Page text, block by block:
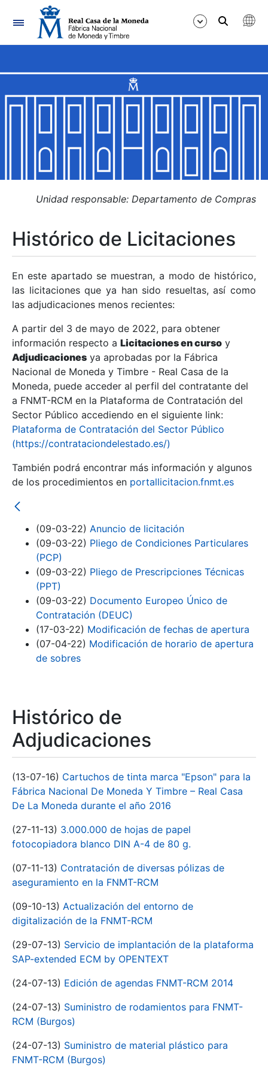
Navegación
Mostrar/Ocultar
Mostrar/Ocultar
Mostrar/Ocultar
Mostrar/Ocultar
Mostrar/Ocultar
Mostrar/Ocultar
Unidad responsable: Departamento de Compras
Histórico de Licitaciones
En este apartado se muestran, a modo de histórico,
las licitaciones que ya han sido resueltas, así como
las adjudicaciones menos recientes:
A partir del 3 de mayo de 2022, para obtener
información respecto a Licitaciones en curso y
Adjudicaciones ya aprobadas por la Fábrica
Nacional de Moneda y Timbre - Real Casa de la
Moneda, puede acceder al perfil del contratante del
a FNMT-RCM en la Plataforma de Contratación del
Sector Público accediendo en el siguiente link:
Plataforma de Contratación del Sector Público
(https://contrataciondelestado.es/)
También podrá encontrar más información y algunos
de los procedimientos en portallicitacion.fnmt.es
(09-03-22) Anuncio de licitación
(09-03-22) Pliego de Condiciones Particulares
(PCP)
(09-03-22) Pliego de Prescripciones Técnicas
(PPT)
(09-03-22) Documento Europeo Único de
Contratación (DEUC)
(17-03-22) Modificación de fechas de apertura
(07-04-22) Modificación de horario de apertura
de sobres
Histórico de
Adjudicaciones
(13-07-16) Cartuchos de tinta marca "Epson" para la
Fábrica Nacional De Moneda Y Timbre – Real Casa
De La Moneda durante el año 2016
(27-11-13) 3.000.000 de hojas de papel
fotocopiadora blanco DIN A-4 de 80 g.
(07-11-13) Contratación de diversas pólizas de
aseguramiento en la FNMT-RCM
(09-10-13) Actualización del entorno de
digitalización de la FNMT-RCM
(29-07-13) Servicio de implantación de la plataforma
SAP-extended ECM by OPENTEXT
(24-07-13) Edición de agendas FNMT-RCM 2014
(24-07-13) Suministro de rodamientos para FNMT-
RCM (Burgos)
(24-07-13) Suministro de material plástico para
FNMT-RCM (Burgos)